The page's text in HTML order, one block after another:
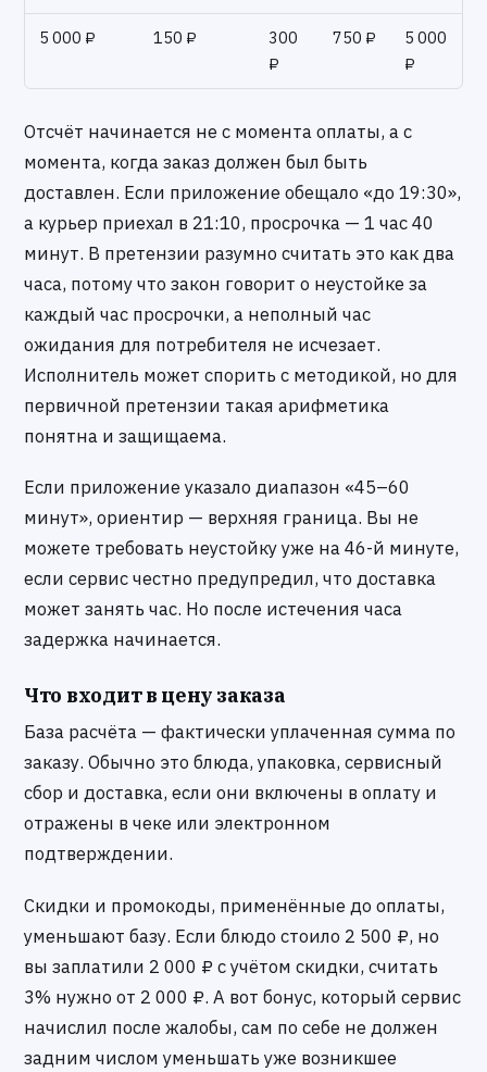
5 000 ₽ 150 ₽
300
₽
750 ₽
5 000
₽
Отсчёт начинается не с момента оплаты, а с
момента, когда заказ должен был быть
доставлен. Если приложение обещало «до 19:30»,
а курьер приехал в 21:10, просрочка — 1 час 40
минут. В претензии разумно считать это как два
часа, потому что закон говорит о неустойке за
каждый час просрочки, а неполный час
ожидания для потребителя не исчезает.
Исполнитель может спорить с методикой, но для
первичной претензии такая арифметика
понятна и защищаема.
Если приложение указало диапазон «45–60
минут», ориентир — верхняя граница. Вы не
можете требовать неустойку уже на 46-й минуте,
если сервис честно предупредил, что доставка
может занять час. Но после истечения часа
задержка начинается.
Что входит в цену заказа
База расчёта — фактически уплаченная сумма по
заказу. Обычно это блюда, упаковка, сервисный
сбор и доставка, если они включены в оплату и
отражены в чеке или электронном
подтверждении.
Скидки и промокоды, применённые до оплаты,
уменьшают базу. Если блюдо стоило 2 500 ₽, но
вы заплатили 2 000 ₽ с учётом скидки, считать
3% нужно от 2 000 ₽. А вот бонус, который сервис
начислил после жалобы, сам по себе не должен
задним числом уменьшать уже возникшее